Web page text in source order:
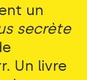
un
secrète
Un livre